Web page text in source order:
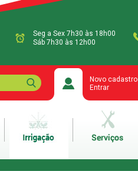
Seg a Sex 7h30 às 18h00
Sáb 7h30 às 12h00
Novo cadastro
Entrar